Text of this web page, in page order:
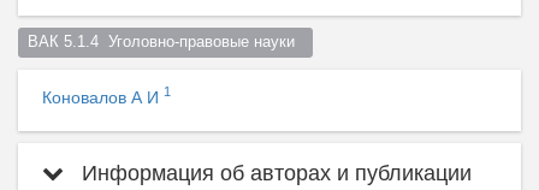
ВАК 5.1.4  Уголовно-правовые науки
Коновалов А И 1
Информация об авторах и публикации